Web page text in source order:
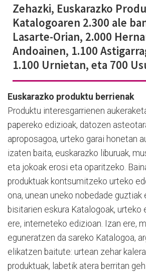
Zehazki, Euskarazko
Katalogoaren 2.300 ale
Lasarte-Orian, 2.000
Andoainen, 1.100
1.100 Urnietan, eta 700
Euskarazko produktu berrienak
Produktu interesgarrienen
papereko edizioak, datozen
aproposagoa, urteko garai honetan
izaten baita, euskarazko liburuak,
eta jokoak erosi eta oparitzeko.
produktuak kontsumitzeko urteko
ona, unean uneko nobedade guztiak
bisitarien eskura Katalogoak, urteko
ere, interneteko edizioan. Izan ere,
eguneratzen da sareko Katalogoa,
elikatzen baitute: urtean zehar
produktuak, labetik atera berritan